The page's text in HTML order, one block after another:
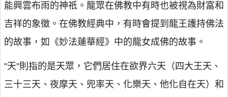
能興雲布雨的神祇。龍眾在佛教中有時也被視為財富和
吉祥的象徵。在佛教經典中，有時會提到龍王護持佛法
的故事，如《妙法蓮華經》中的龍女成佛的故事。
"天"則指的是天眾，它們居住在欲界六天（四大王天、
三十三天、夜摩天、兜率天、化樂天、他化自在天）和